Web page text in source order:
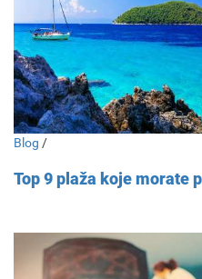
Blog /
Top 9 plaža koje morate